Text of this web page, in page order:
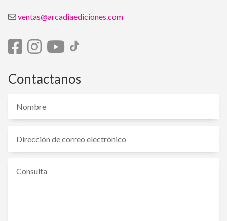
ventas@arcadiaediciones.com
Contactanos